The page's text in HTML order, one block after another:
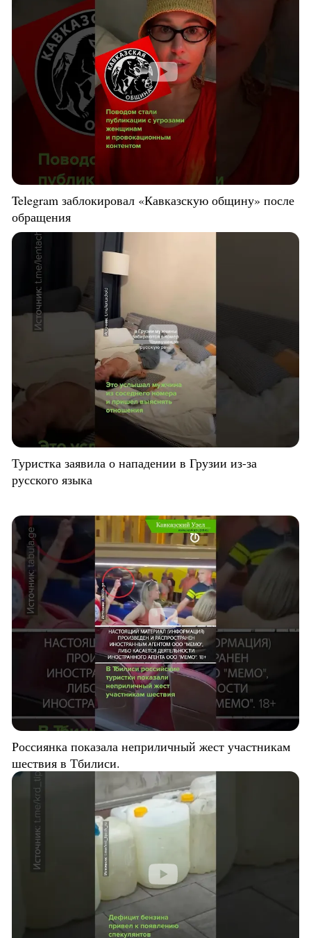
Telegram заблокировал «Кавказскую общину» после
обращения
Туристка заявила о нападении в Грузии из-за
русского языка
Россиянка показала неприличный жест участникам
шествия в Тбилиси.